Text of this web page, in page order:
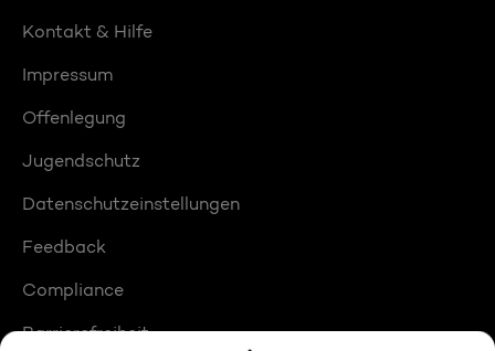
Kontakt & Hilfe
Impressum
Offenlegung
Jugendschutz
Datenschutzeinstellungen
Feedback
Compliance
Barrierefreiheit